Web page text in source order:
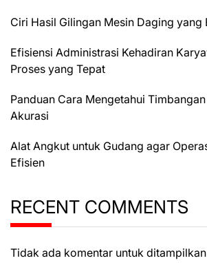
Ciri Hasil Gilingan Mesin Daging yang
Efisiensi Administrasi Kehadiran
Proses yang Tepat
Panduan Cara Mengetahui
Akurasi
Alat Angkut untuk Gudang agar
Efisien
RECENT COMMENTS
Tidak ada komentar untuk